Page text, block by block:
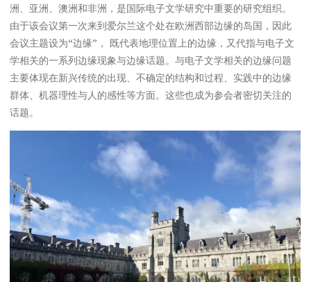
洲、亚洲、澳洲和非洲，是国际电子文学研究中重要的研究组织。
由于该会议第一次来到爱尔兰这个处在欧洲西部边缘的岛国，因此
会议主题设为“边缘”， 既代表地理位置上的边缘，又代指与电子文
学相关的一系列边缘现象与边缘话题。与电子文学相关的边缘问题
主要体现在新兴传统的出现、不确定的结构和过程、实践中的边缘
群体、机器理性与人的感性等方面。这些也成为参会者密切关注的
话题。